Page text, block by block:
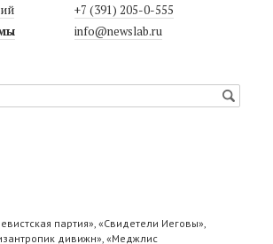
+7 (391) 205-0-555
info@newslab.ru
партия», «Свидетели Иеговы»,
дивижн», «Меджлис